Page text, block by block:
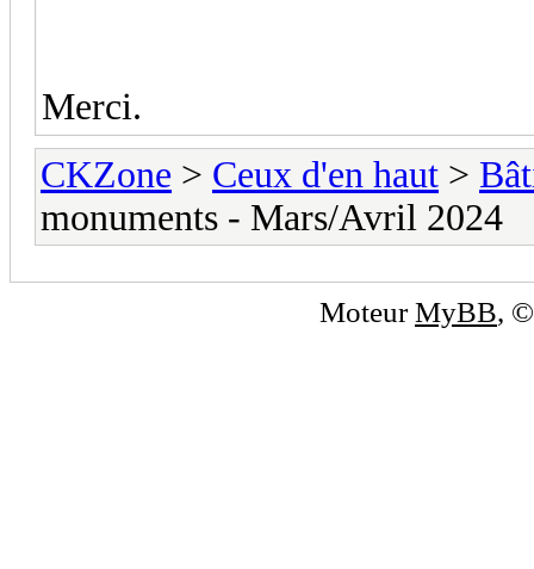
Merci.
CKZone > Ceux d'en haut >
monuments - Mars/Avril 2024
MoteurMyBB,